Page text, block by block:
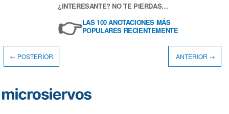
¿INTERESANTE? NO TE PIERDAS…
👉LAS 100 ANOTACIONES MÁS
POPULARES RECIENTEMENTE
← POSTERIOR ANTERIOR →